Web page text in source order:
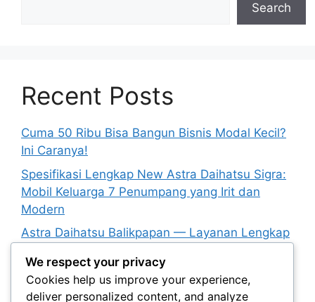
Search
Recent Posts
Cuma 50 Ribu Bisa Bangun Bisnis Modal Kecil?
Ini Caranya!
Spesifikasi Lengkap New Astra Daihatsu Sigra:
Mobil Keluarga 7 Penumpang yang Irit dan
Modern
Astra Daihatsu Balikpapan — Layanan Lengkap
Cara Mendapatkan Penawaran Terbaik di Astra
Daihatsu Karawaci
We respect your privacy
Cookies help us improve your experience,
deliver personalized content, and analyze